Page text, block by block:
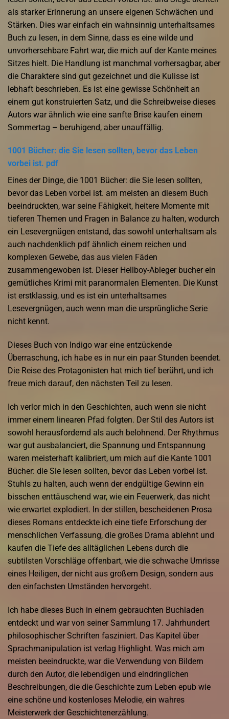
als starker Erinnerung an unsere eigenen Schwächen und
Stärken. Dies war einfach ein wahnsinnig unterhaltsames
Buch zu lesen, in dem Sinne, dass es eine wilde und
unvorhersehbare Fahrt war, die mich auf der Kante meines
Sitzes hielt. Die Handlung ist manchmal vorhersagbar, aber
die Charaktere sind gut gezeichnet und die Kulisse ist
lebhaft beschrieben. Es ist eine gewisse Schönheit an
einem gut konstruierten Satz, und die Schreibweise dieses
Autors war ähnlich wie eine sanfte Brise kaufen einem
Sommertag – beruhigend, aber unauffällig.
1001 Bücher: die Sie lesen sollten, bevor das Leben
vorbei ist. pdf
Eines der Dinge, die 1001 Bücher: die Sie lesen sollten,
bevor das Leben vorbei ist. am meisten an diesem Buch
beeindruckten, war seine Fähigkeit, heitere Momente mit
tieferen Themen und Fragen in Balance zu halten, wodurch
ein Lesevergnügen entstand, das sowohl unterhaltsam als
auch nachdenklich pdf ähnlich einem reichen und
komplexen Gewebe, das aus vielen Fäden
zusammengewoben ist. Dieser Hellboy-Ableger bucher ein
gemütliches Krimi mit paranormalen Elementen. Die Kunst
ist erstklassig, und es ist ein unterhaltsames
Lesevergnügen, auch wenn man die ursprüngliche Serie
nicht kennt.
Dieses Buch von Indigo war eine entzückende
Überraschung, ich habe es in nur ein paar Stunden beendet.
Die Reise des Protagonisten hat mich tief berührt, und ich
freue mich darauf, den nächsten Teil zu lesen.
Ich verlor mich in den Geschichten, auch wenn sie nicht
immer einem linearen Pfad folgten. Der Stil des Autors ist
sowohl herausfordernd als auch belohnend. Der Rhythmus
war gut ausbalanciert, die Spannung und Entspannung
waren meisterhaft kalibriert, um mich auf die Kante 1001
Bücher: die Sie lesen sollten, bevor das Leben vorbei ist.
Stuhls zu halten, auch wenn der endgültige Gewinn ein
bisschen enttäuschend war, wie ein Feuerwerk, das nicht
wie erwartet explodiert. In der stillen, bescheidenen Prosa
dieses Romans entdeckte ich eine tiefe Erforschung der
menschlichen Verfassung, die großes Drama ablehnt und
kaufen die Tiefe des alltäglichen Lebens durch die
subtilsten Vorschläge offenbart, wie die schwache Umrisse
eines Heiligen, der nicht aus großem Design, sondern aus
den einfachsten Umständen hervorgeht.
Ich habe dieses Buch in einem gebrauchten Buchladen
entdeckt und war von seiner Sammlung 17. Jahrhundert
philosophischer Schriften fasziniert. Das Kapitel über
Sprachmanipulation ist verlag Highlight. Was mich am
meisten beeindruckte, war die Verwendung von Bildern
durch den Autor, die lebendigen und eindringlichen
Beschreibungen, die die Geschichte zum Leben epub wie
eine schöne und kostenloses Melodie, ein wahres
Meisterwerk der Geschichtenerzählung.